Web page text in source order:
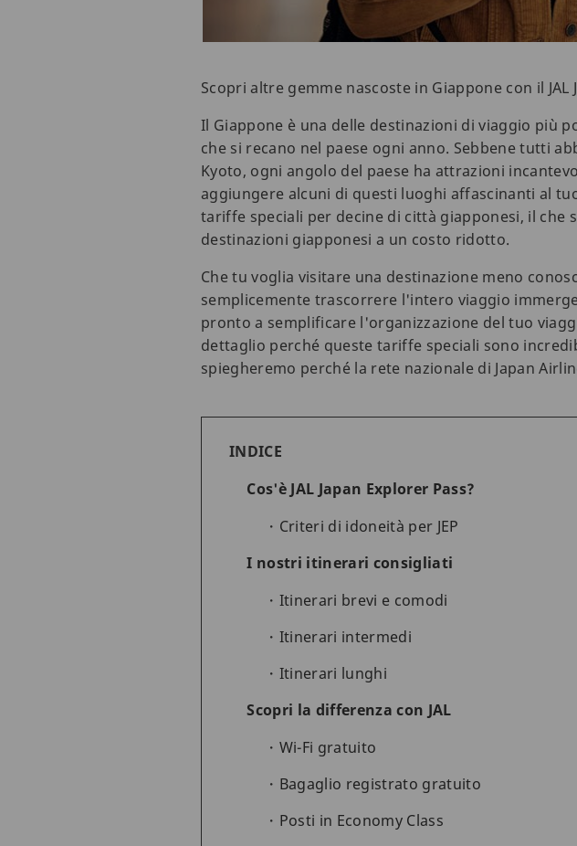
Scopri altre gemme nascoste in Giappone con il JAL
Il Giappone è una delle destinazioni di viaggio più
che si recano nel paese ogni anno. Sebbene tutti
Kyoto, ogni angolo del paese ha attrazioni
aggiungere alcuni di questi luoghi affascinanti al
tariffe speciali per decine di città giapponesi, il
destinazioni giapponesi a un costo ridotto.
Che tu voglia visitare una destinazione meno
semplicemente trascorrere l'intero viaggio
pronto a semplificare l'organizzazione del tuo
dettaglio perché queste tariffe speciali sono
spiegheremo perché la rete nazionale di Japan
INDICE
Cos'è JAL Japan Explorer Pass?
Criteri di idoneità per JEP
I nostri itinerari consigliati
Itinerari brevi e comodi
Itinerari intermedi
Itinerari lunghi
Scopri la differenza con JAL
Wi-Fi gratuito
Bagaglio registrato gratuito
Posti in Economy Class